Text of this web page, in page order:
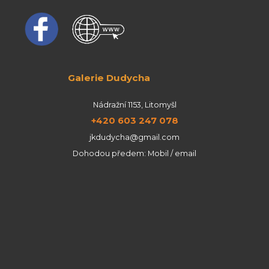
Galerie Dudycha
Nádražní 1153, Litomyšl
+420 603 247 078
jkdudycha@gmail.com
Dohodou předem: Mobil / email